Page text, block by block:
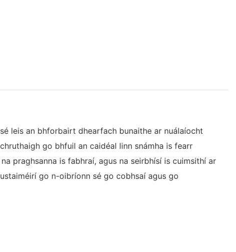
leis an bhforbairt dhearfach bunaithe ar nuálaíocht
go bhfuil an caidéal linn snámha is fearr
praghsanna is fabhraí, agus na seirbhísí is cuimsithí ar
go n-oibríonn sé go cobhsaí agus go